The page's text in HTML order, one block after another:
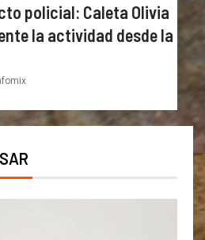
policial: Caleta Olivia
la actividad desde la